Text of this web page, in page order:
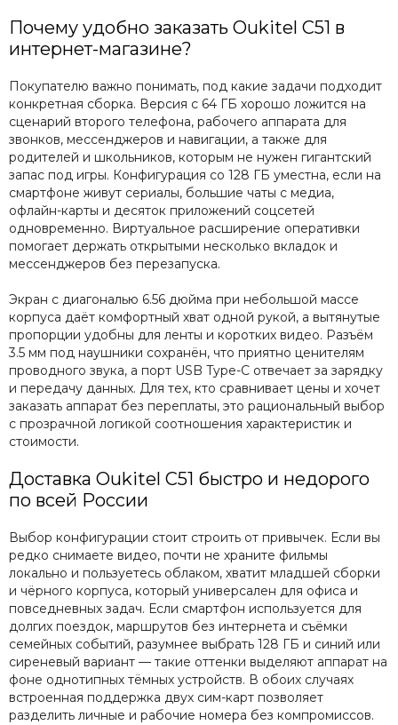
Почему удобно заказать Oukitel C51 в
интернет-магазине?
Покупателю важно понимать, под какие задачи подходит
конкретная сборка. Версия с 64 ГБ хорошо ложится на
сценарий второго телефона, рабочего аппарата для
звонков, мессенджеров и навигации, а также для
родителей и школьников, которым не нужен гигантский
запас под игры. Конфигурация со 128 ГБ уместна, если на
смартфоне живут сериалы, большие чаты с медиа,
офлайн-карты и десяток приложений соцсетей
одновременно. Виртуальное расширение оперативки
помогает держать открытыми несколько вкладок и
мессенджеров без перезапуска.
Экран с диагональю 6.56 дюйма при небольшой массе
корпуса даёт комфортный хват одной рукой, а вытянутые
пропорции удобны для ленты и коротких видео. Разъём
3.5 мм под наушники сохранён, что приятно ценителям
проводного звука, а порт USB Type-C отвечает за зарядку
и передачу данных. Для тех, кто сравнивает цены и хочет
заказать аппарат без переплаты, это рациональный выбор
с прозрачной логикой соотношения характеристик и
стоимости.
Доставка Oukitel C51 быстро и недорого
по всей России
Выбор конфигурации стоит строить от привычек. Если вы
редко снимаете видео, почти не храните фильмы
локально и пользуетесь облаком, хватит младшей сборки
и чёрного корпуса, который универсален для офиса и
повседневных задач. Если смартфон используется для
долгих поездок, маршрутов без интернета и съёмки
семейных событий, разумнее выбрать 128 ГБ и синий или
сиреневый вариант — такие оттенки выделяют аппарат на
фоне однотипных тёмных устройств. В обоих случаях
встроенная поддержка двух сим-карт позволяет
разделить личные и рабочие номера без компромиссов.